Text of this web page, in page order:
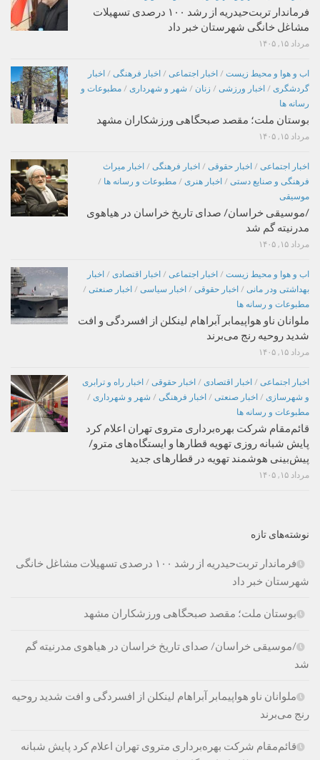
فرماندار تربت‌حیدریه از رشد ۱۰۰ درصدی تسهیلات
مشاغل خانگی شهرستان خبر داد
مرداد ۱۵, ۱۴۰۵
اب و هوا و محیط زیست / اخبار اجتماعی / اخبار فرهنگی / اخبار
گردشگری / اخبار ورزشی / زنان / شهر و شهرداری / مطبوعات و
رسانه ها
بوستان ملت؛ مقصد صبحگاهی ورزشکاران مشهد
مرداد ۱۵, ۱۴۰۵
اخبار اجتماعی / اخبار حقوقی / اخبار فرهنگی / اخبار میراث
فرهنگی و صنایع دستی / اخبار هنری / مطبوعات و رسانه ها /
موسیقی
/موسیقی خراسان/ صدای تاریخ خراسان در هیاهوی
مدرنیته گم شد
مرداد ۱۵, ۱۴۰۵
اب و هوا و محیط زیست / اخبار اجتماعی / اخبار اقتصادی / اخبار
بهداشتی ودر مانی / اخبار حقوقی / اخبار سیاسی / اخبار صنعتی /
مطبوعات و رسانه ها
ملوانان ناو هواپیمابر آبراهام لینکلن از افسردگی و افت
شدید روحیه رنج می‌برند
مرداد ۱۵, ۱۴۰۵
اخبار اجتماعی / اخبار اقتصادی / اخبار حقوقی / اخبار راه و ترابری
و شهرسازی / اخبار صنعتی / اخبار فرهنگی / شهر و شهرداری /
مطبوعات و رسانه ها
قائم‌مقام شرکت بهره‌برداری متروی تهران اعلام کرد
پایش شبانه روزی تهویه قطارها و ایستگاه‌های مترو/
پیش‌بینی هوشمند تهویه در قطارهای جدید
مرداد ۱۵, ۱۴۰۵
نوشته‌های تازه
فرماندار تربت‌حیدریه از رشد ۱۰۰ درصدی تسهیلات مشاغل خانگی
شهرستان خبر داد
بوستان ملت؛ مقصد صبحگاهی ورزشکاران مشهد
/موسیقی خراسان/ صدای تاریخ خراسان در هیاهوی مدرنیته گم
شد
ملوانان ناو هواپیمابر آبراهام لینکلن از افسردگی و افت شدید روحیه
رنج می‌برند
قائم‌مقام شرکت بهره‌برداری متروی تهران اعلام کرد پایش شبانه